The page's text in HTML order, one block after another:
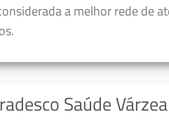
a melhor rede de
Saúde